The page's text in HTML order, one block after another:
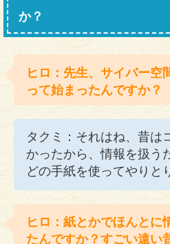
か？
ヒロ：先生、サイバー空
って始まったんですか？
タクミ：それはね、昔は
かったから、情報を扱う
どの手紙を使ってやりと
ヒロ：紙とかでほんとに
たんですか？すごい遠い